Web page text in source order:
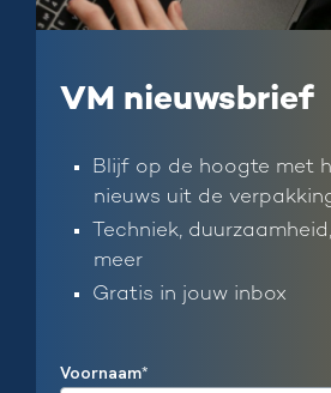
VM nieuwsbrief
Blijf op de hoogte met
nieuws uit de
Techniek,
meer
Gratis in jouw inbox
Voornaam*